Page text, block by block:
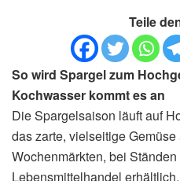
Teile
So wird Spargel zum
Kochwasser kommt es an
Die Spargelsaison läuft auf
das zarte, vielseitige
Wochenmärkten, bei
Lebensmittelhandel